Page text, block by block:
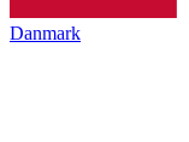
Danmark